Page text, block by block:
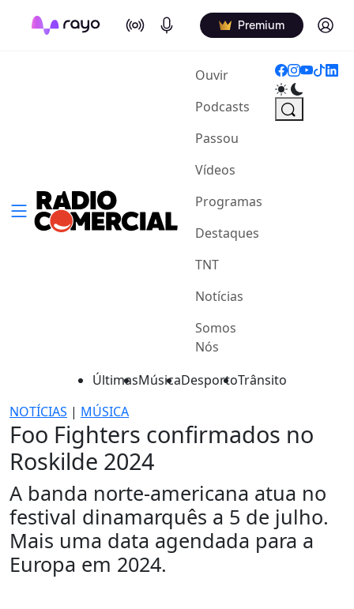
On Air Podcasts Premium Log in
Ouvir(current)
Podcasts
Passou
Vídeos
Programas
Destaques
TNT
Notícias
Somos
Nós
ÚltimasMúsicaDesportoTrânsito
NOTÍCIAS | MÚSICA
Foo Fighters confirmados no
Roskilde 2024
A banda norte-americana atua no
festival dinamarquês a 5 de julho.
Mais uma data agendada para a
Europa em 2024.